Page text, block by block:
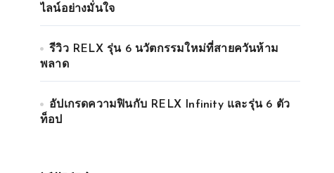
ไลน์อย่างมั่นใจ
รีวิว RELX รุ่น 6 นวัตกรรมใหม่ที่สายควันห้าม
พลาด
อัปเกรดความฟินกับ RELX Infinity และรุ่น 6 ตัว
ท็อป